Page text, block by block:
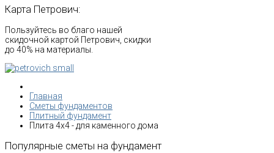
Карта Петрович:
Пользуйтесь во благо нашей
скидочной картой Петрович, скидки
до 40% на материалы.
Главная
Сметы фундаментов
Плитный фундамент
Плита 4х4 - для каменного дома
Популярные сметы на фундамент